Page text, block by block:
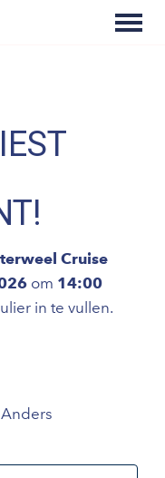
Cruise
om 14:00
in te vullen.
Anders